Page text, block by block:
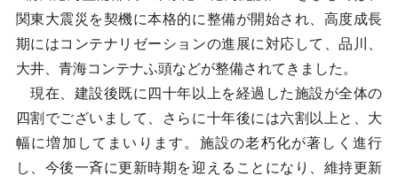
関東大震災を契機に本格的に整備が開始され、高度成長
期にはコンテナリゼーションの進展に対応して、品川、
大井、青海コンテナふ頭などが整備されてきました。
現在、建設後既に四十年以上を経過した施設が全体の
四割でございまして、さらに十年後には六割以上と、大
幅に増加してまいります。施設の老朽化が著しく進行
し、今後一斉に更新時期を迎えることになり、維持更新